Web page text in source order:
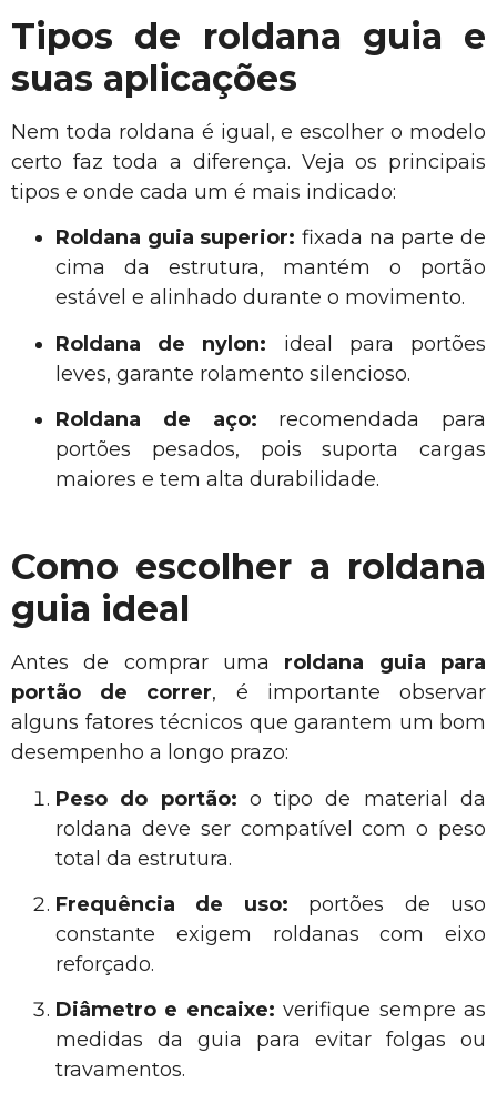
Tipos de roldana guia e
suas aplicações
Nem toda roldana é igual, e escolher o modelo
certo faz toda a diferença. Veja os principais
tipos e onde cada um é mais indicado:
Roldana guia superior: fixada na parte de
cima da estrutura, mantém o portão
estável e alinhado durante o movimento.
Roldana de nylon: ideal para portões
leves, garante rolamento silencioso.
Roldana de aço: recomendada para
portões pesados, pois suporta cargas
maiores e tem alta durabilidade.
Como escolher a roldana
guia ideal
Antes de comprar uma roldana guia para
portão de correr, é importante observar
alguns fatores técnicos que garantem um bom
desempenho a longo prazo:
Peso do portão: o tipo de material da
roldana deve ser compatível com o peso
total da estrutura.
Frequência de uso: portões de uso
constante exigem roldanas com eixo
reforçado.
Diâmetro e encaixe: verifique sempre as
medidas da guia para evitar folgas ou
travamentos.